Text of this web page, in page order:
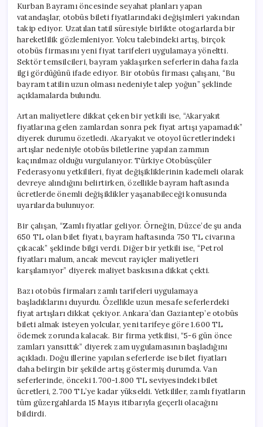
Kurban Bayramı öncesinde seyahat planları yapan
vatandaşlar, otobüs bileti fiyatlarındaki değişimleri yakından
takip ediyor. Uzatılan tatil süresiyle birlikte otogarlarda bir
hareketlilik gözlemleniyor. Yolcu talebindeki artış, birçok
otobüs firmasını yeni fiyat tarifeleri uygulamaya yöneltti.
Sektör temsilcileri, bayram yaklaşırken seferlerin daha fazla
ilgi gördüğünü ifade ediyor. Bir otobüs firması çalışanı, “Bu
bayram tatilin uzun olması nedeniyle talep yoğun” şeklinde
açıklamalarda bulundu.
Artan maliyetlere dikkat çeken bir yetkili ise, “Akaryakıt
fiyatlarına gelen zamlardan sonra pek fiyat artışı yapamadık”
diyerek durumu özetledi. Akaryakıt ve otoyol ücretlerindeki
artışlar nedeniyle otobüs biletlerine yapılan zammın
kaçınılmaz olduğu vurgulanıyor. Türkiye Otobüsçüler
Federasyonu yetkilileri, fiyat değişikliklerinin kademeli olarak
devreye alındığını belirtirken, özellikle bayram haftasında
ücretlerde önemli değişiklikler yaşanabileceği konusunda
uyarılarda bulunuyor.
Bir çalışan, “Zamlı fiyatlar geliyor. Örneğin, Düzce’de şu anda
650 TL olan bilet fiyatı, bayram haftasında 750 TL civarına
çıkacak” şeklinde bilgi verdi. Diğer bir yetkili ise, “Petrol
fiyatları malum, ancak mevcut rayiçler maliyetleri
karşılamıyor” diyerek maliyet baskısına dikkat çekti.
Bazı otobüs firmaları zamlı tarifeleri uygulamaya
başladıklarını duyurdu. Özellikle uzun mesafe seferlerdeki
fiyat artışları dikkat çekiyor. Ankara’dan Gaziantep’e otobüs
bileti almak isteyen yolcular, yeni tarifeye göre 1.600 TL
ödemek zorunda kalacak. Bir firma yetkilisi, “5-6 gün önce
zamları yansıttık” diyerek zam uygulamasının başladığını
açıkladı. Doğu illerine yapılan seferlerde ise bilet fiyatları
daha belirgin bir şekilde artış göstermiş durumda. Van
seferlerinde, önceki 1.700-1.800 TL seviyesindeki bilet
ücretleri, 2.700 TL’ye kadar yükseldi. Yetkililer, zamlı fiyatların
tüm güzergahlarda 15 Mayıs itibarıyla geçerli olacağını
bildirdi.